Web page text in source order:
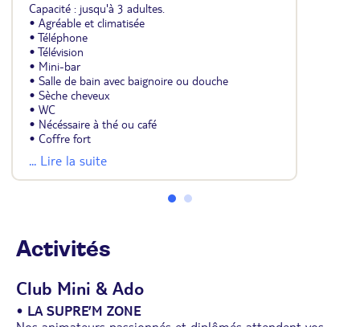
Capacité : jusqu'à 3 adultes.
• Agréable et climatisée
• Téléphone
• Télévision
• Mini-bar
• Salle de bain avec baignoire ou douche
• Sèche cheveux
• WC
• Nécéssaire à thé ou café
• Coffre fort
• Balcon
• 1 lit double ou 2 lits jumeaux et 1 lit d'appoint
... Lire la suite
Activités
Club Mini & Ado
• LA SUPRE’M ZONE